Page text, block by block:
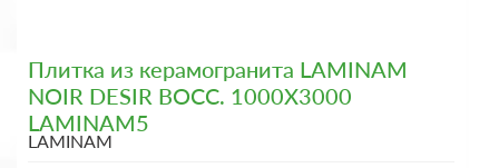
Плитка из керамогранита LAMINAM
NOIR DESIR BOCC. 1000X3000
LAMINAM5
LAMINAM